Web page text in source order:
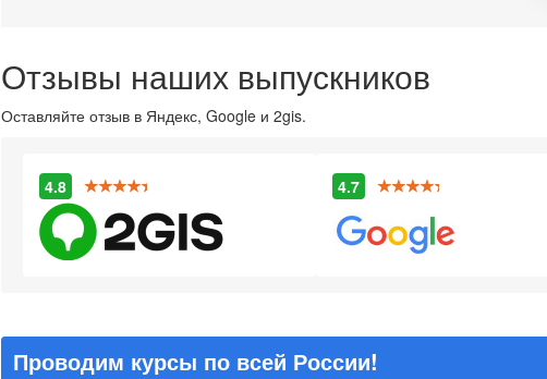
Отзывы наших выпускников
Оставляйте отзыв в Яндекс, Google и 2gis.
4.8 4.7
Проводим курсы по всей России!